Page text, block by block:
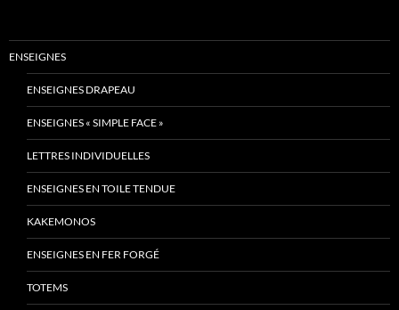
ENSEIGNES
ENSEIGNES DRAPEAU
ENSEIGNES « SIMPLE FACE »
LETTRES INDIVIDUELLES
ENSEIGNES EN TOILE TENDUE
KAKEMONOS
ENSEIGNES EN FER FORGÉ
TOTEMS